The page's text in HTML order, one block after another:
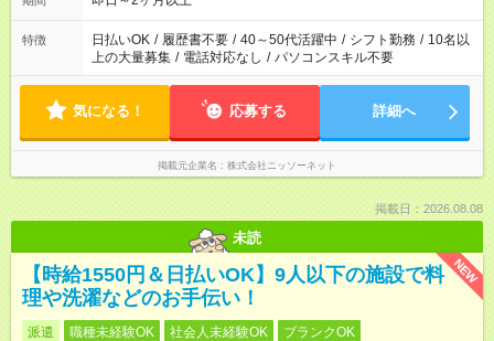
特徴 日払いOK / 履歴書不要 / 40～50代活躍中 / シフト勤務 / 10名以
上の大量募集 / 電話対応なし / パソコンスキル不要
気になる！ 応募する 詳細へ
掲載元企業名 株式会社ニッソーネット
掲載日：2026.08.08
未読
NEW
【時給1550円＆日払いOK】9人以下の施設で料
理や洗濯などのお手伝い！
派遣 職種未経験OK 社会人未経験OK
ブランクOK